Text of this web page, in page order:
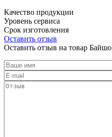
Качество продукции
Уровень сервиса
Срок изготовления
Оставить отзыв
Оставить отзыв на товар Байшо